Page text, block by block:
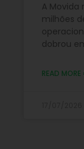
A Movida
milhões
dobrou
READ MORE